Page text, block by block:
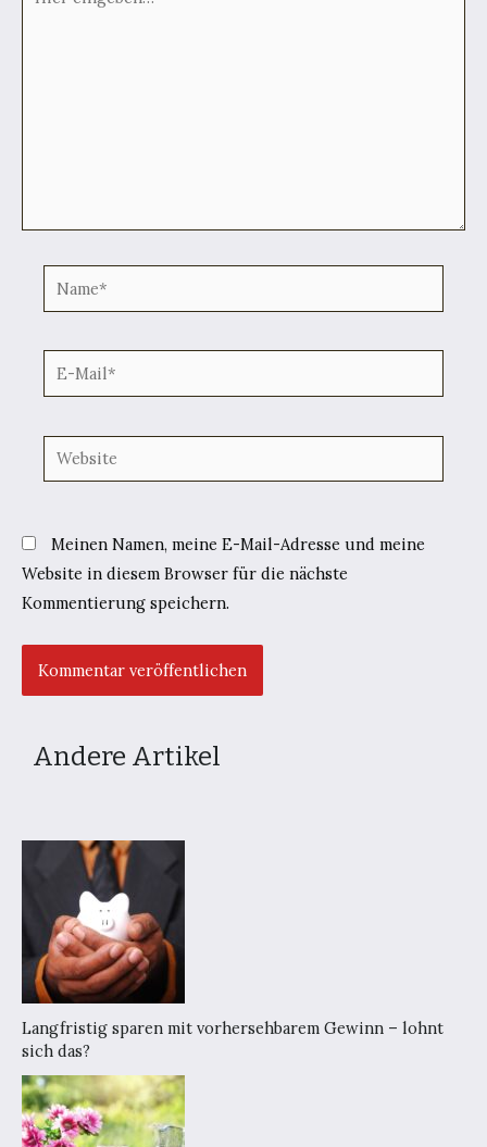
eingeben…
Name*
E-
Mail*
Website
Meinen Namen, meine E-Mail-Adresse und meine
Website in diesem Browser für die nächste
Kommentierung speichern.
Andere Artikel
Langfristig sparen mit vorhersehbarem Gewinn – lohnt
sich das?